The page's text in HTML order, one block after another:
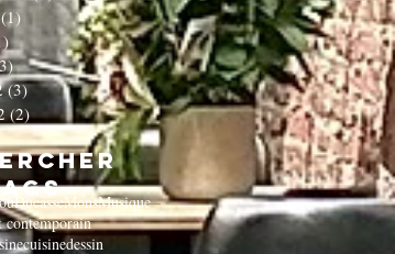
(1) 1 post
1 post
3 posts
(3)3 posts
(2)2 posts
DucasseMonsMusique
contemporain
cuisinedessin